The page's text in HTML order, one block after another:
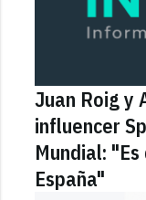
Juan Roig y
influencer
Mundial:
España"